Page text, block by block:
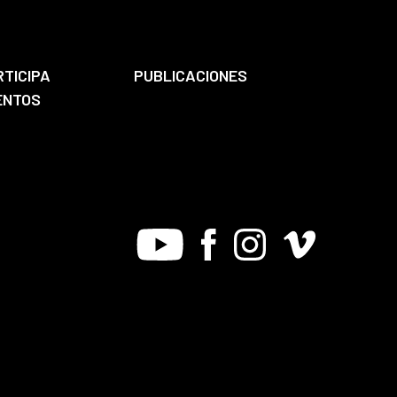
PUBLICACIONES
Youtube FacebookInstagram
Vimeo